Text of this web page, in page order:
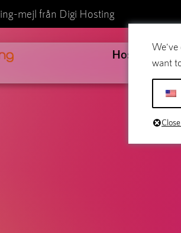
mejl från Digi Hosting
Hosting
We've
want